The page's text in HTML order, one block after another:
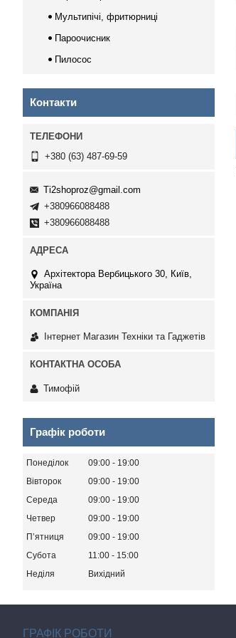
Мультипічі, фритюрниці
Пароочисник
Пилосос
Контакти
+380 (63) 487-69-59
Ti2shoproz@gmail.com
+380966088488
+380966088488
Архітектора Вербицького 30, Київ,
Україна
Інтернет Магазин Техніки та Гаджетів
Тимофій
Графік роботи
Понеділок 09:00
19:00
Вівторок
09:00
19:00
Середа
09:00
19:00
Четвер
09:00
19:00
Пʼятниця
09:00
19:00
Субота
11:00
15:00
Неділя
Вихідний
ГРАФІК РОБОТИ